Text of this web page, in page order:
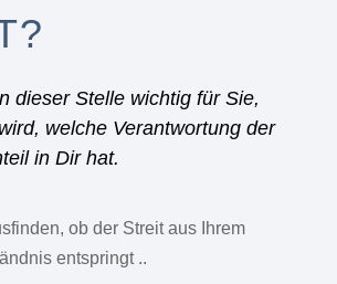
dieser Stelle wichtig für Sie,
welche Verantwortung der
in Dir hat.
ob der Streit aus Ihrem
entspringt ..